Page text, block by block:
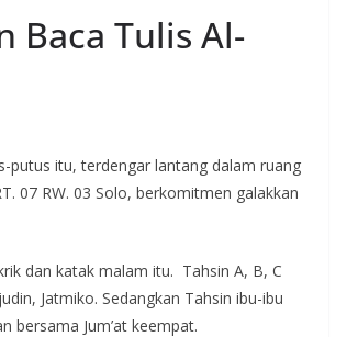
Baca Tulis Al-
putus itu, terdengar lantang dalam ruang
07 RW. 03 Solo, berkomitmen galakkan
dan katak malam itu. Tahsin A, B, C
Jatmiko. Sedangkan Tahsin ibu-ibu
bersama Jum’at keempat.